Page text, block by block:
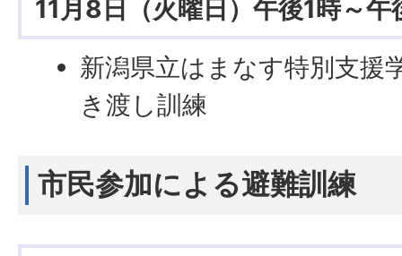
11月8日（火曜日）午後1時～午
新潟県立はまなす特別支援
き渡し訓練
市民参加による避難訓練